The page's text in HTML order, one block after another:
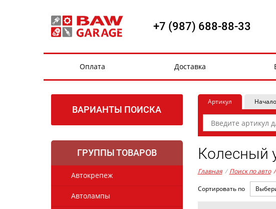
+7 (987) 688-88-33
Оплата Доставка
ВАРИАНТЫ ПОИСКА
ГРУППЫ ТОВАРОВ
Автокрепеж
Автолампы
Артикул
Колесный
Главная / Поиск по авто /
Сортировать по